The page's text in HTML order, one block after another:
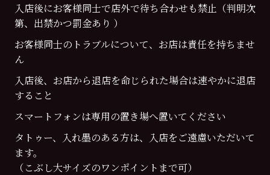
入店後にお客様同士で店外で待ち合わせも禁止（判明次
第、出禁かつ罰金あり ）
お客様同士のトラブルについて、お店は責任を持ちませ
ん
入店後、お店から退店を命じられた場合は速やかに退店
すること
スマートフォンは専用の置き場へ置いてください
タトゥー、入れ墨のある方は、入店をご遠慮いただいて
ます。
（こぶし大サイズのワンポイントまで可）